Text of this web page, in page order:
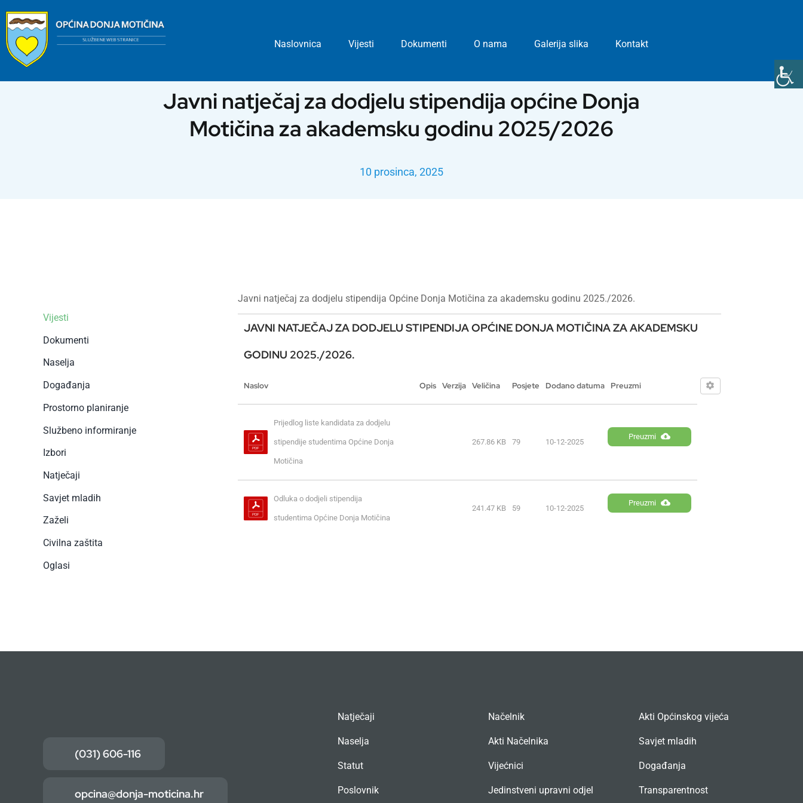
Skip
to
content
Naslovnica Vijesti Dokumenti O nama Galerija slika Kontakt
Javni natječaj za dodjelu stipendija općine Donja
Motičina za akademsku godinu 2025/2026
10 prosinca, 2025
Vijesti
Dokumenti
Naselja
Događanja
Prostorno planiranje
Službeno informiranje
Izbori
Natječaji
Savjet mladih
Zaželi
Civilna zaštita
Oglasi
Javni natječaj za dodjelu stipendija Općine Donja Motičina za akademsku godinu 2025./2026.
JAVNI NATJEČAJ ZA DODJELU STIPENDIJA OPĆINE DONJA MOTIČINA ZA AKADEMSKU
GODINU 2025./2026.
Naslov Opis Verzija Veličina Posjete Dodano datuma Preuzmi
Prijedlog liste kandidata za dodjelu
stipendije studentima Općine Donja
Motičina
267.86 KB 79 10-12-2025
Preuzmi
Odluka o dodjeli stipendija
studentima Općine Donja Motičina
241.47 KB 59 10-12-2025
Preuzmi
(031) 606-116
opcina@donja-moticina.hr
Natječaji
Naselja
Statut
Poslovnik
Načelnik
Akti Načelnika
Vijećnici
Jedinstveni upravni odjel
Akti Općinskog vijeća
Savjet mladih
Događanja
Transparentnost